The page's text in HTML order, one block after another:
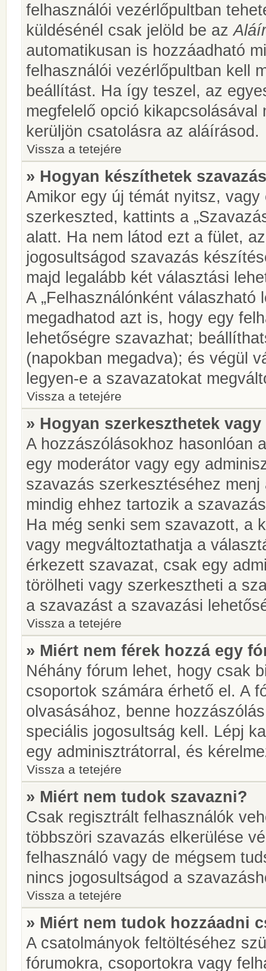
felhasználói vezérlőpultban
küldésénél csak jelöld be az
automatikusan is hozzáadható
felhasználói vezérlőpultban kell
beállítást. Ha így teszel, az
megfelelő opció
kerüljön csatolásra az aláírásod.
Vissza a tetejére
» Hogyan készíthetek
Amikor egy új témát nyitsz,
szerkeszted, kattints a
alatt. Ha nem látod ezt a fület,
jogosultságod szavazás
majd legalább két választási
A „Felhasználónként válaszható
megadhatod azt is, hogy egy
lehetőségre szavazhat;
(napokban megadva); és végül
legyen-e a szavazatokat
Vissza a tetejére
» Hogyan szerkeszthetek
A hozzászólásokhoz hasonlóan
egy moderátor vagy egy
szavazás szerkesztéséhez
mindig ehhez tartozik a
Ha még senki sem szavazott, a
vagy megváltoztathatja a
érkezett szavazat, csak egy
törölheti vagy szerkesztheti a
a szavazást a szavazási
Vissza a tetejére
» Miért nem férek hozzá egy
Néhány fórum lehet, hogy csak
csoportok számára érhető el. A
olvasásához, benne
speciális jogosultság kell. Lépj
egy adminisztrátorral, és
Vissza a tetejére
» Miért nem tudok szavazni?
Csak regisztrált felhasználók
többszöri szavazás elkerülése
felhasználó vagy de mégsem
nincs jogosultságod a
Vissza a tetejére
» Miért nem tudok hozzáadni
A csatolmányok feltöltéséhez
fórumokra, csoportokra vagy